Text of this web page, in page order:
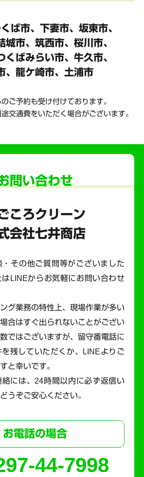
ば市、下妻市、坂東市、
城市、筑西市、桜川市、
くばみらい市、牛久市、
、龍ケ崎市、土浦市
ご予約も受け付けております。
交通費をいただく場合がございます。
問い合わせ
ころクリーン
会社七井商店
・その他ご質問等がございました
LINEからお気軽にお問い合わせ
グ業務の特性上、現場作業が多い
合はすぐ出られないことがござい
ではございますが、留守番電話に
残していただくか、LINEよりご
と幸いです。
には、24時間以内に必ず返信い
うぞご安心ください。
お電話の場合
44-7998